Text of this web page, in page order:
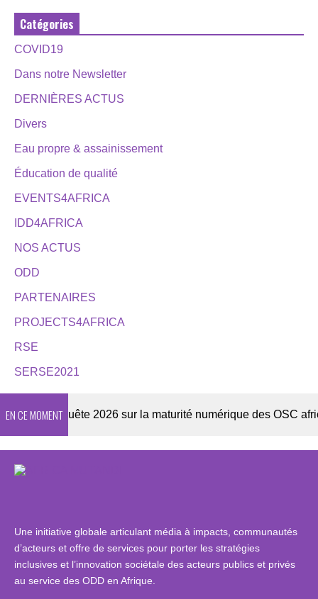
Catégories
COVID19
Dans notre Newsletter
DERNIÈRES ACTUS
Divers
Eau propre & assainissement
Éducation de qualité
EVENTS4AFRICA
IDD4AFRICA
NOS ACTUS
ODD
PARTENAIRES
PROJECTS4AFRICA
RSE
SERSE2021
EN CE MOMENT
Enquête 2026 sur la maturité numérique des OSC
Une initiative globale articulant média à impacts, communautés
d’acteurs et offre de services pour porter les stratégies
inclusives et l’innovation sociétale des acteurs publics et privés
au service des ODD en Afrique.